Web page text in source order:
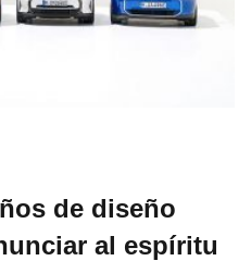
de diseño
al espíritu